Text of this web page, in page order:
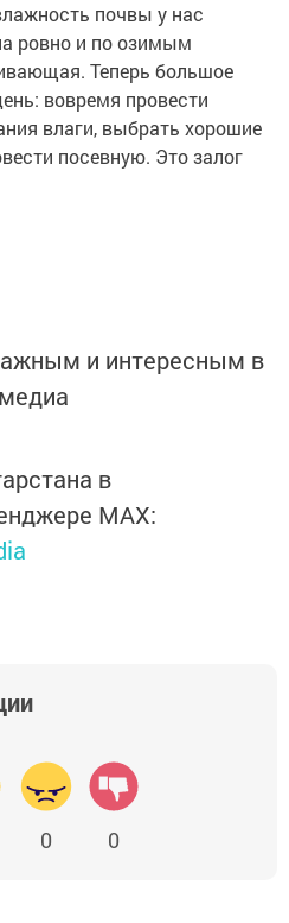
почвы у нас
ровно и по озимым
Теперь большое
вовремя провести
влаги, выбрать хорошие
посевную. Это залог
и интересным в
в
MАХ:
0 0